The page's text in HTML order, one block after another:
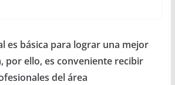
es básica para lograr una mejor
por ello, es conveniente recibir
del área